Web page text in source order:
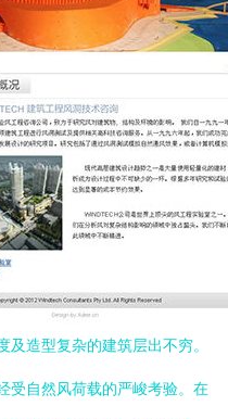
造型复杂的建筑层出不穷。
受自然风荷载的严峻考验。在